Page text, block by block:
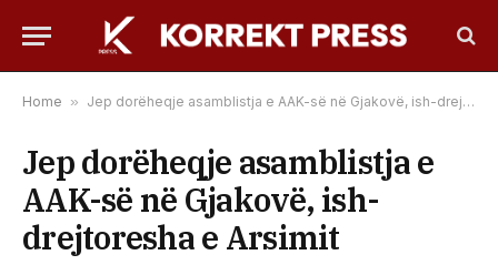
Home » Jep dorëheqje asamblistja e AAK-së në Gjakovë, ish-drejtoresha e Arsimit
Jep dorëheqje asamblistja e
AAK-së në Gjakovë, ish-
drejtoresha e Arsimit